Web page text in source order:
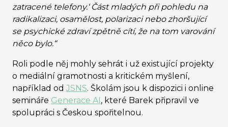
zatracené telefony.‘ Část mladých při pohledu na
radikalizaci, osamělost, polarizaci nebo zhoršující
se psychické zdraví zpětně cítí, že na tom varování
něco bylo.“
Roli podle něj mohly sehrát i už existující projekty
o mediální gramotnosti a kritickém myšlení,
například od JSNS. Školám jsou k dispozici i online
semináře Generace AI, které Barek připravil ve
spolupráci s Českou spořitelnou.